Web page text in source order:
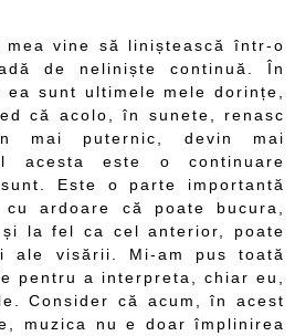
mea vine să liniștească într-o
de neliniște continuă. În
sunt ultimele mele dorințe,
că acolo, în sunete, renasc
mai puternic, devin mai
acesta este o continuare
Este o parte importantă
ardoare că poate bucura,
la fel ca cel anterior, poate
ale visării. Mi-am pus toată
pentru a interpreta, chiar eu,
Consider că acum, în acest
muzica nu e doar împlinirea